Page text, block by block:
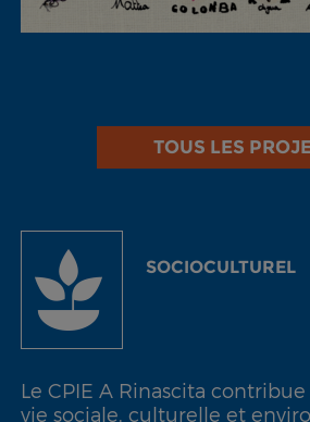
TOUS LES
SOCIOCULTUREL
Le CPIE A Rinascita
vie sociale, culturelle et